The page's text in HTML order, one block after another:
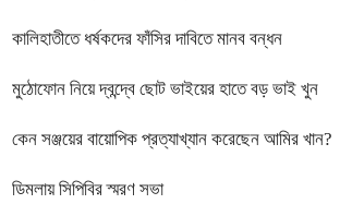
কালিহাতীতে ধর্ষকদের ফাঁসির দাবিতে মানব বন্ধন
মুঠোফোন নিয়ে দ্বন্দ্বে ছোট ভাইয়ের হাতে বড় ভাই খুন
কেন সঞ্জয়ের বায়োপিক প্রত্যাখ্যান করেছেন আমির খান?
ডিমলায় সিপিবির স্মরণ সভা